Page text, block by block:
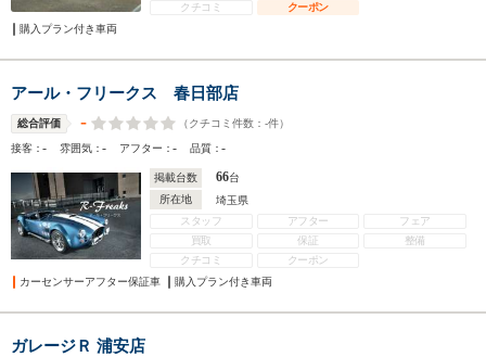
クチコミ
クーポン
購入プラン付き車両
アール・フリークス 春日部店
総合評価 - （クチコミ件数： -件）
接客：- 雰囲気：- アフター：- 品質：-
掲載台数 66台
所在地
埼玉県
スタッフ
アフター
フェア
買取
保証
整備
クチコミ
クーポン
カーセンサーアフター保証車
購入プラン付き車両
ガレージＲ 浦安店